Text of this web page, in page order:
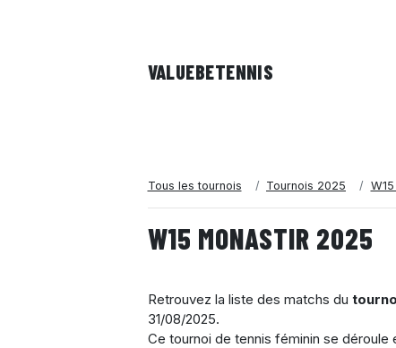
VALUEBETENNIS
Tous les tournois Tournois 2025
W15 MONASTIR 2025
Retrouvez la liste des matchs du
31/08/2025.
Ce tournoi de tennis féminin se déroule